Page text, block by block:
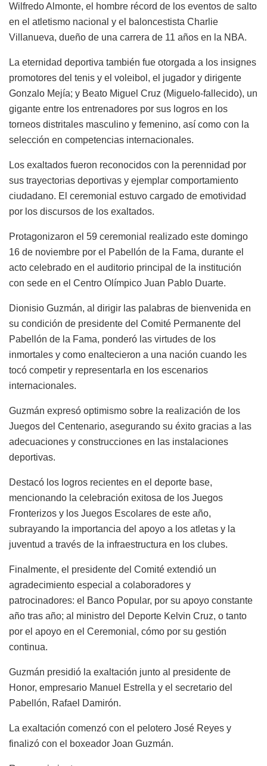
Wilfredo Almonte, el hombre récord de los eventos de salto
en el atletismo nacional y el baloncestista Charlie
Villanueva, dueño de una carrera de 11 años en la NBA.
La eternidad deportiva también fue otorgada a los insignes
promotores del tenis y el voleibol, el jugador y dirigente
Gonzalo Mejía; y Beato Miguel Cruz (Miguelo-fallecido), un
gigante entre los entrenadores por sus logros en los
torneos distritales masculino y femenino, así como con la
selección en competencias internacionales.
Los exaltados fueron reconocidos con la perennidad por
sus trayectorias deportivas y ejemplar comportamiento
ciudadano. El ceremonial estuvo cargado de emotividad
por los discursos de los exaltados.
Protagonizaron el 59 ceremonial realizado este domingo
16 de noviembre por el Pabellón de la Fama, durante el
acto celebrado en el auditorio principal de la institución
con sede en el Centro Olímpico Juan Pablo Duarte.
Dionisio Guzmán, al dirigir las palabras de bienvenida en
su condición de presidente del Comité Permanente del
Pabellón de la Fama, ponderó las virtudes de los
inmortales y como enaltecieron a una nación cuando les
tocó competir y representarla en los escenarios
internacionales.
Guzmán expresó optimismo sobre la realización de los
Juegos del Centenario, asegurando su éxito gracias a las
adecuaciones y construcciones en las instalaciones
deportivas.
Destacó los logros recientes en el deporte base,
mencionando la celebración exitosa de los Juegos
Fronterizos y los Juegos Escolares de este año,
subrayando la importancia del apoyo a los atletas y la
juventud a través de la infraestructura en los clubes.
Finalmente, el presidente del Comité extendió un
agradecimiento especial a colaboradores y
patrocinadores: el Banco Popular, por su apoyo constante
año tras año; al ministro del Deporte Kelvin Cruz, o tanto
por el apoyo en el Ceremonial, cómo por su gestión
continua.
Guzmán presidió la exaltación junto al presidente de
Honor, empresario Manuel Estrella y el secretario del
Pabellón, Rafael Damirón.
La exaltación comenzó con el pelotero José Reyes y
finalizó con el boxeador Joan Guzmán.